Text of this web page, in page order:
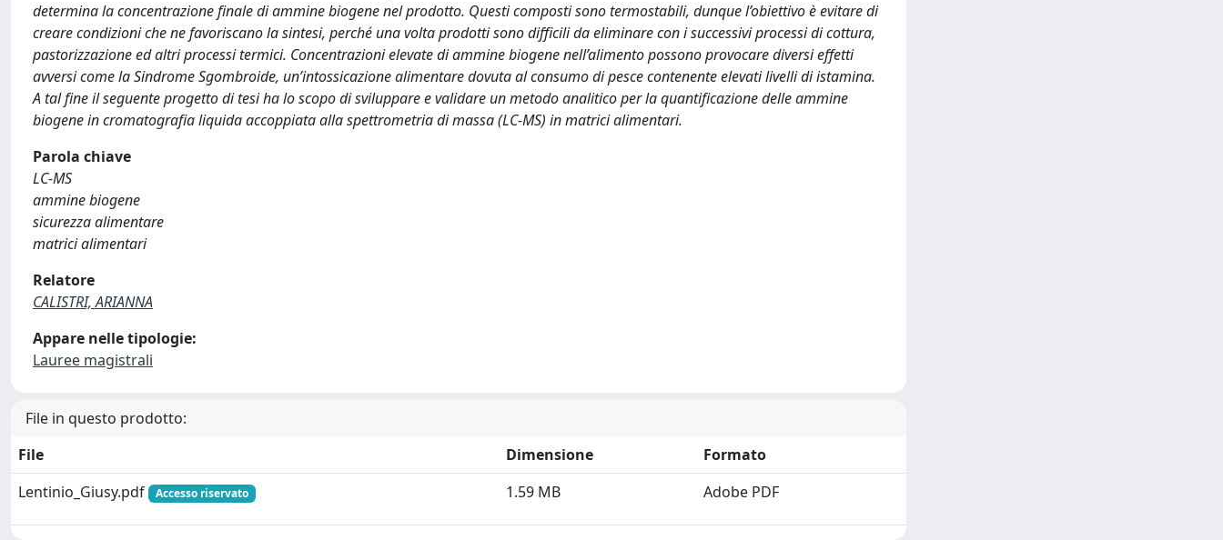
determina la concentrazione finale di ammine biogene nel prodotto. Questi composti sono termostabili, dunque l’obiettivo è evitare di
creare condizioni che ne favoriscano la sintesi, perché una volta prodotti sono difficili da eliminare con i successivi processi di cottura,
pastorizzazione ed altri processi termici. Concentrazioni elevate di ammine biogene nell’alimento possono provocare diversi effetti
avversi come la Sindrome Sgombroide, un’intossicazione alimentare dovuta al consumo di pesce contenente elevati livelli di istamina.
A tal fine il seguente progetto di tesi ha lo scopo di sviluppare e validare un metodo analitico per la quantificazione delle ammine
biogene in cromatografia liquida accoppiata alla spettrometria di massa (LC-MS) in matrici alimentari.
Parola chiave
LC-MS
ammine biogene
sicurezza alimentare
matrici alimentari
Relatore
CALISTRI, ARIANNA
Appare nelle tipologie:
Lauree magistrali
File in questo prodotto:
File
Dimensione
Formato
Lentinio_Giusy.pdf
Accesso riservato 1.59 MB Adobe PDF